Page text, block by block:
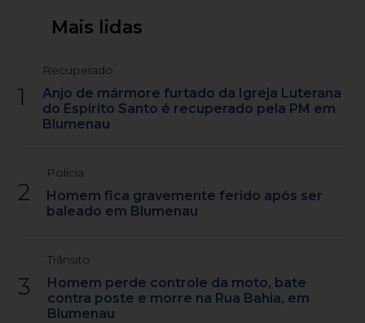
Mais lidas
1
Recuperado
Anjo de mármore furtado da Igreja Luterana
do Espírito Santo é recuperado pela PM em
Blumenau
2
Polícia
Homem fica gravemente ferido após ser
baleado em Blumenau
3
Trânsito
Homem perde controle da moto, bate
contra poste e morre na Rua Bahia, em
Blumenau